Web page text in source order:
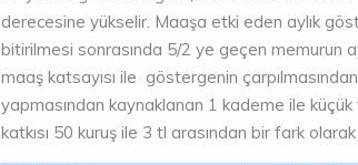
derecesine yükselir. Maaşa etki eden aylık
bitirilmesi sonrasında 5/2 ye geçen memurun
maaş katsayısı ile göstergenin
yapmasından kaynaklanan 1 kademe ile
katkısı 50 kuruş ile 3 tl arasından bir fark olarak